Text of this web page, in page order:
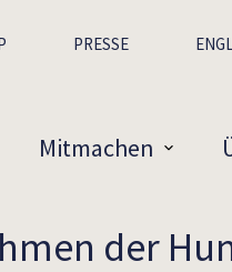
PRESSE
Mitmachen
der